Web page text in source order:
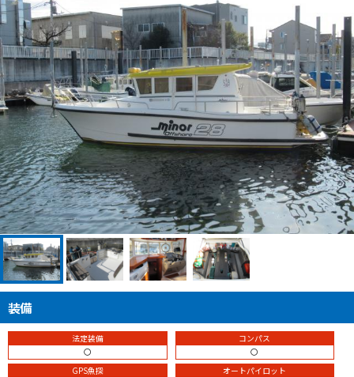
装備
法定装備
〇
コンパス
〇
GPS魚探
オートパイロット